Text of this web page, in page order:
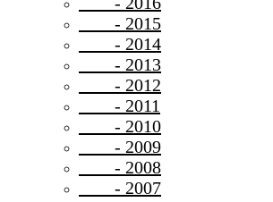
- 2015
- 2014
- 2013
- 2012
- 2011
- 2010
- 2009
- 2008
- 2007